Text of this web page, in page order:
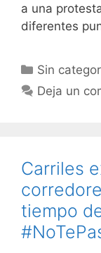
a una
diferentes
Sin
Deja un
Carriles
tiempo